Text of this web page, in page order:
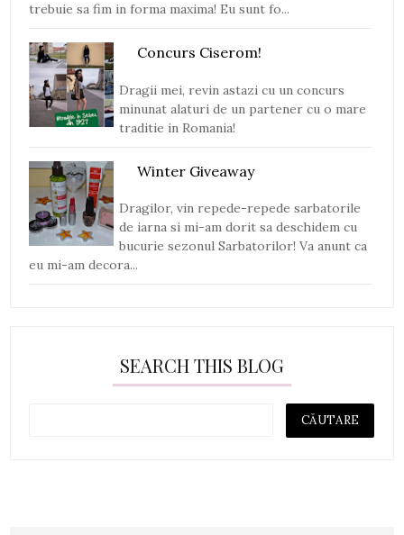
trebuie sa fim in forma maxima! Eu sunt fo...
Concurs Ciserom!
Dragii mei, revin astazi cu un concurs
minunat alaturi de un partener cu o mare
traditie in Romania!
Winter Giveaway
Dragilor, vin repede-repede sarbatorile
de iarna si mi-am dorit sa deschidem cu
bucurie sezonul Sarbatorilor! Va anunt ca
eu mi-am decora...
SEARCH THIS BLOG